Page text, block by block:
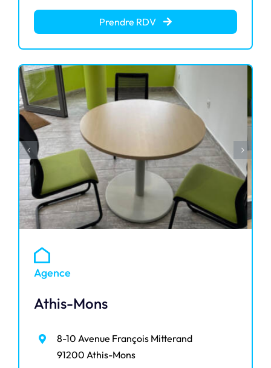
Prendre RDV
Agence
Athis-Mons
8-10 Avenue François Mitterand
91200 Athis-Mons